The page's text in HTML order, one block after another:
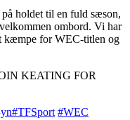
holdet til en fuld sæson,
ombord. Vi har
kæmpe for WEC-titlen og
KEATING FOR
#TFSport #WEC